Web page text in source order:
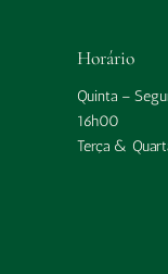
Horário
Quinta –
16h00
Terça &